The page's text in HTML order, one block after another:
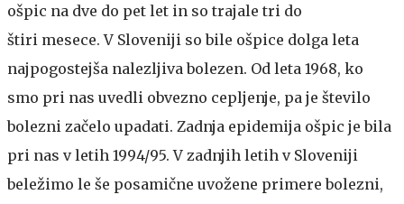
ošpic na dve do pet let in so trajale tri do
štiri mesece. V Sloveniji so bile ošpice dolga leta
najpogostejša nalezljiva bolezen. Od leta 1968, ko
smo pri nas uvedli obvezno cepljenje, pa je število
bolezni začelo upadati. Zadnja epidemija ošpic je bila
pri nas v letih 1994/95. V zadnjih letih v Sloveniji
beležimo le še posamične uvožene primere bolezni,